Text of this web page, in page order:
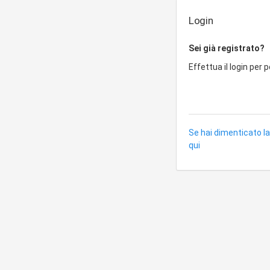
Login
Sei già registrato?
Effettua il login per
Se hai dimenticato
qui